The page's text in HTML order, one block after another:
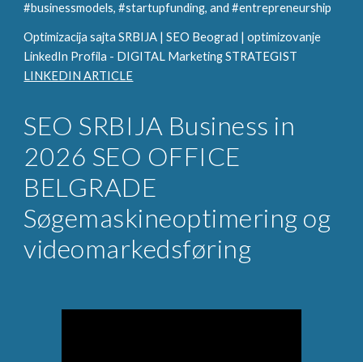
#businessmodels, #startupfunding, and #entrepreneurship
Optimizacija sajta SRBIJA | SEO Beograd | optimizovanje
LinkedIn Profila - DIGITAL Marketing STRATEGIST
LINKEDIN ARTICLE
SEO SRBIJA Business in
2026 SEO OFFICE
BELGRADE
Søgemaskineoptimering og
videomarkedsføring